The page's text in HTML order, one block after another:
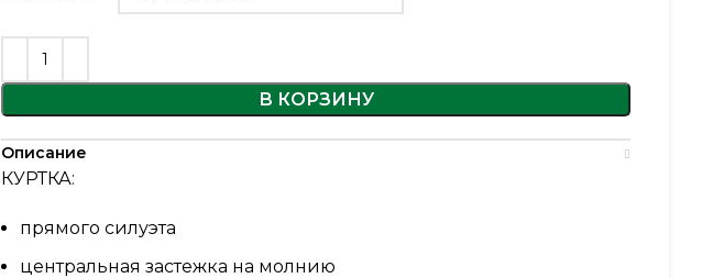
В КОРЗИНУ
Описание
КУРТКА:
прямого силуэта
центральная застежка на молнию